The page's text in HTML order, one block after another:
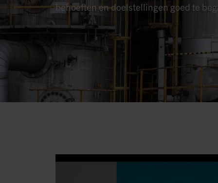
behoeften en doelstellingen goed te